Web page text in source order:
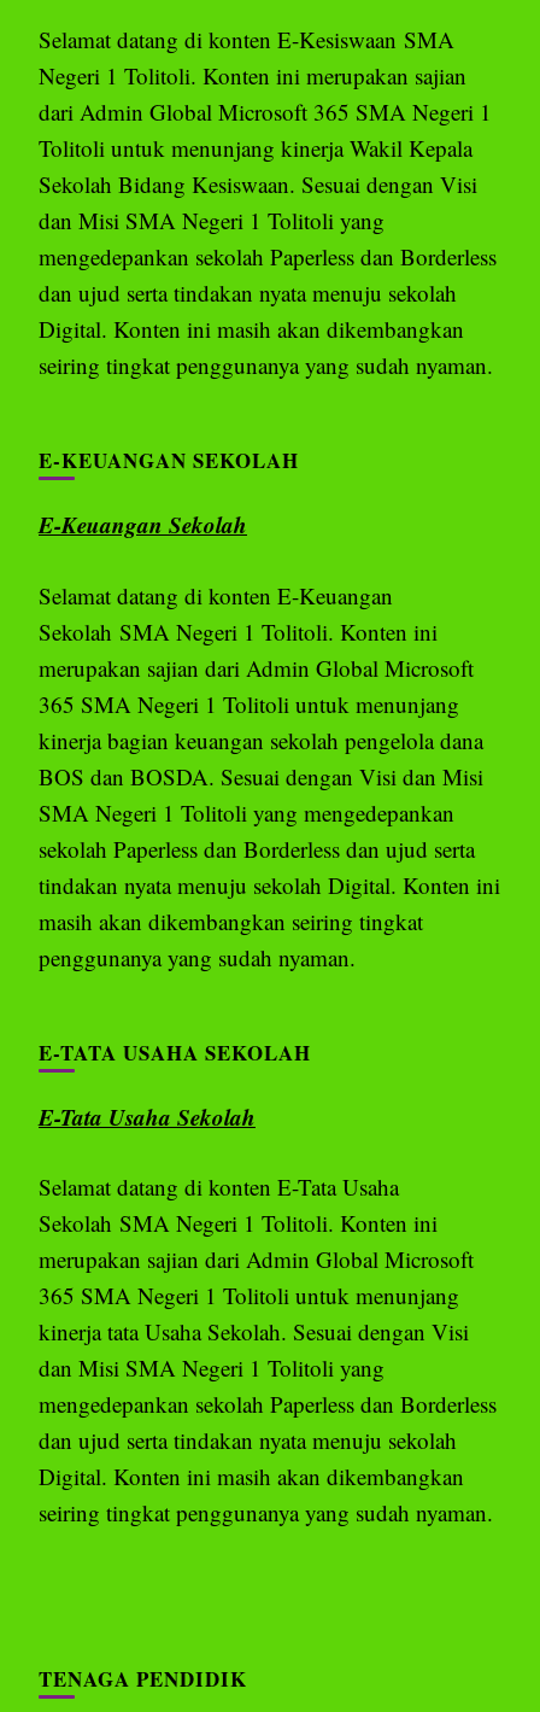
Selamat datang di konten E-Kesiswaan SMA
Negeri 1 Tolitoli. Konten ini merupakan sajian
dari Admin Global Microsoft 365 SMA Negeri 1
Tolitoli untuk menunjang kinerja Wakil Kepala
Sekolah Bidang Kesiswaan. Sesuai dengan Visi
dan Misi SMA Negeri 1 Tolitoli yang
mengedepankan sekolah Paperless dan Borderless
dan ujud serta tindakan nyata menuju sekolah
Digital. Konten ini masih akan dikembangkan
seiring tingkat penggunanya yang sudah nyaman.
E-KEUANGAN SEKOLAH
E-Keuangan Sekolah
Selamat datang di konten E-Keuangan
Sekolah SMA Negeri 1 Tolitoli. Konten ini
merupakan sajian dari Admin Global Microsoft
365 SMA Negeri 1 Tolitoli untuk menunjang
kinerja bagian keuangan sekolah pengelola dana
BOS dan BOSDA. Sesuai dengan Visi dan Misi
SMA Negeri 1 Tolitoli yang mengedepankan
sekolah Paperless dan Borderless dan ujud serta
tindakan nyata menuju sekolah Digital. Konten ini
masih akan dikembangkan seiring tingkat
penggunanya yang sudah nyaman.
E-TATA USAHA SEKOLAH
E-Tata Usaha Sekolah
Selamat datang di konten E-Tata Usaha
Sekolah SMA Negeri 1 Tolitoli. Konten ini
merupakan sajian dari Admin Global Microsoft
365 SMA Negeri 1 Tolitoli untuk menunjang
kinerja tata Usaha Sekolah. Sesuai dengan Visi
dan Misi SMA Negeri 1 Tolitoli yang
mengedepankan sekolah Paperless dan Borderless
dan ujud serta tindakan nyata menuju sekolah
Digital. Konten ini masih akan dikembangkan
seiring tingkat penggunanya yang sudah nyaman.
TENAGA PENDIDIK